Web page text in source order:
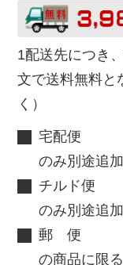
1配送先につき
文で送料無料と
く）
宅配便 送
のみ別途追
チルド便
のみ別途追
郵 便 送
の商品に限る